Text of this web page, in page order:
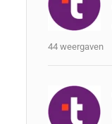
44 weergaven